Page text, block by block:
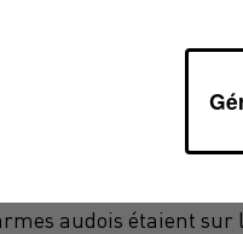
audois étaient